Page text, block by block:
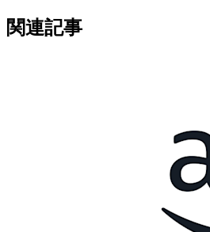
関連記事